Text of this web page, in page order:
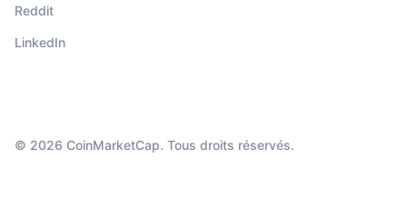
Reddit
LinkedIn
© 2026 CoinMarketCap. Tous droits réservés.